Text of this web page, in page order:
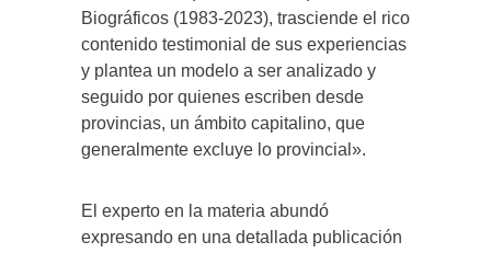
Biográficos (1983-2023), trasciende el rico
contenido testimonial de sus experiencias
y plantea un modelo a ser analizado y
seguido por quienes escriben desde
provincias, un ámbito capitalino, que
generalmente excluye lo provincial».
El experto en la materia abundó
expresando en una detallada publicación